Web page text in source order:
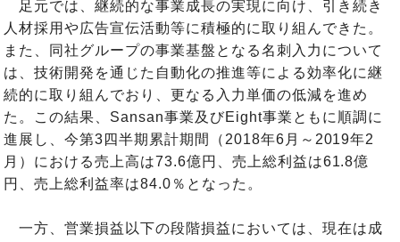
足元では、継続的な事業成長の実現に向け、引き続き
人材採用や広告宣伝活動等に積極的に取り組んできた。
また、同社グループの事業基盤となる名刺入力について
は、技術開発を通じた自動化の推進等による効率化に継
続的に取り組んでおり、更なる入力単価の低減を進め
た。この結果、Sansan事業及びEight事業ともに順調に
進展し、今第3四半期累計期間（2018年6月～2019年2
月）における売上高は73.6億円、売上総利益は61.8億
円、売上総利益率は84.0％となった。
一方、営業損益以下の段階損益においては、現在は成